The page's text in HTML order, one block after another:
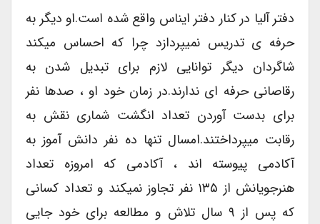
دفتر آلیا در کنار دفتر ایناس واقع شده است.او دیگر به
حرفه ی تدریس نمیپردازد چرا که احساس میکند
شاگردان دیگر توانایی لازم برای تبدیل شدن به
رقاصانی حرفه ای ندارند.در زمان خود او ، صدها نفر
برای بدست آوردن تعداد انگشت شماری نقش به
رقابت میپرداختند.امسال تنها ده نفر دانش آموز به
آکادمی پیوسته اند ، آکادمی که امروزه تعداد
هنرجویانش از ۱۳۵ نفر تجاوز نمیکند و تعداد کسانی
که پس از ۹ سال تلاش و مطالعه برای خود جایی